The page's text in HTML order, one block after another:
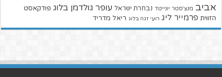
אביב מנצ'סטר יונייטד נבחרת ישראל עופר גולדמן בלוג פודקאסט
הזווית פרמייר ליג רועי זגה בלוג ריאל מדריד